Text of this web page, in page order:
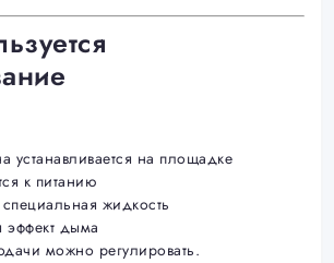
устанавливается на площадке
к питанию
специальная жидкость
эффект дыма
можно регулировать.